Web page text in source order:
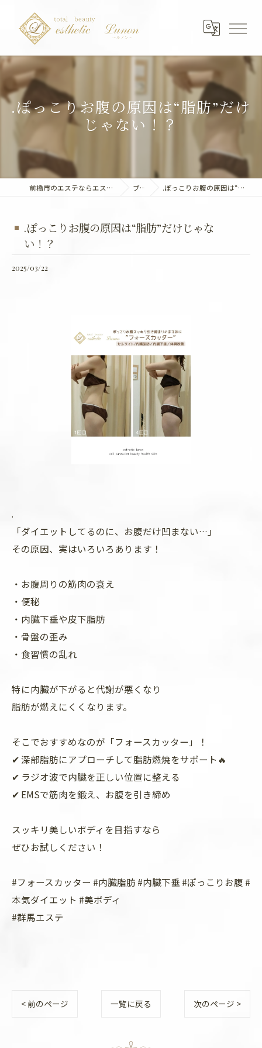
.ぽっこりお腹の原因は“脂肪”だけ
じゃない！？
前橋市のエステならエステティック～Lunon～ ブログ .ぽっこりお腹の原因は“脂肪”だけじゃない！？
.ぽっこりお腹の原因は“脂肪”だけじゃな
い！？
2025/03/22
.
「ダイエットしてるのに、お腹だけ凹まない…」
その原因、実はいろいろあります！
・お腹周りの筋肉の衰え
・便秘
・内臓下垂や皮下脂肪
・骨盤の歪み
・食習慣の乱れ
特に内臓が下がると代謝が悪くなり
脂肪が燃えにくくなります。
そこでおすすめなのが「フォースカッター」！
✔ 深部脂肪にアプローチして脂肪燃焼をサポート🔥
✔ ラジオ波で内臓を正しい位置に整える
✔ EMSで筋肉を鍛え、お腹を引き締め
スッキリ美しいボディを目指すなら
ぜひお試しください！
#フォースカッター #内臓脂肪 #内臓下垂 #ぽっこりお腹 #
本気ダイエット #美ボディ
#群馬エステ
< 前のページ 一覧に戻る 次のページ >